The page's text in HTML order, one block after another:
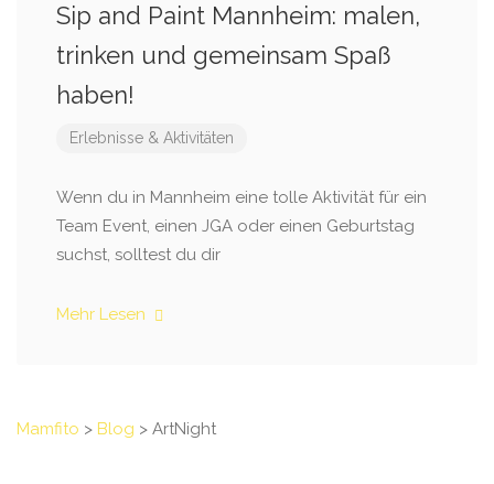
Sip and Paint Mannheim: malen,
trinken und gemeinsam Spaß
haben!
Erlebnisse & Aktivitäten
Wenn du in Mannheim eine tolle Aktivität für ein
Team Event, einen JGA oder einen Geburtstag
suchst, solltest du dir
Mehr Lesen
Mamfito > Blog > ArtNight